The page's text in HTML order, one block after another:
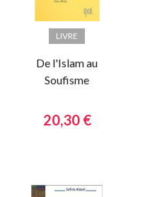
LIVRE
De l'Islam au
Soufisme
20,30 €